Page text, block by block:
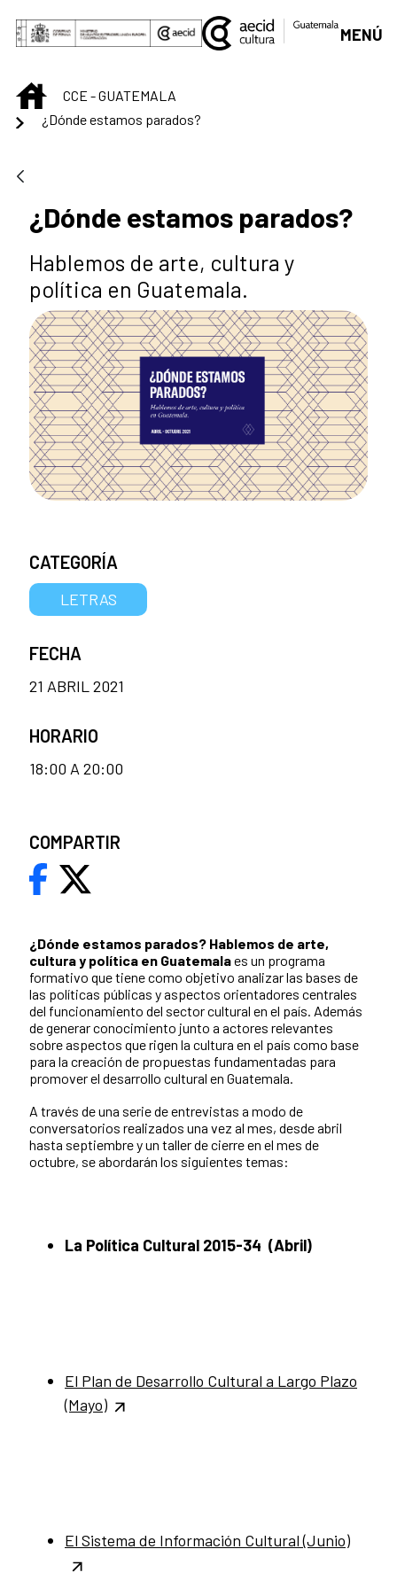
Saltar al contenido principal
MENÚ
INICIOCCE - GUATEMALA
¿Dónde estamos parados?
¿Dónde estamos parados?
Hablemos de arte, cultura y
política en Guatemala.
¿Dónde estamos parados? Hablemos de arte,
cultura y política en Guatemalaes un programa
formativo que tiene como objetivo analizar las bases de
las políticas públicas y aspectos orientadores centrales
del funcionamiento del sector cultural en el país. Además
de generar conocimiento junto a actores relevantes
sobre aspectos que rigen la cultura en el país como base
para la creación de propuestas fundamentadas para
promover el desarrollo cultural en Guatemala.
A través de una serie de entrevistas a modo de
conversatorios realizados una vez al mes, desde abril
hasta septiembre y un taller de cierre en el mes de
octubre, se abordarán los siguientes temas:
La Política Cultural 2015-34 (Abril)
El Plan de Desarrollo Cultural a Largo Plazo
(Mayo)
El Sistema de Información Cultural (Junio)
CATEGORÍA
LETRAS
FECHA
21 ABRIL 2021
HORARIO
18:00 A 20:00
COMPARTIR